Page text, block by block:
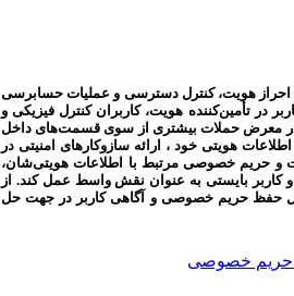
احراز هویت، کنترل دسترسی و عملیات حسابرسی
در تأمین‌کننده هویت، کاربران کنترل فیزیکی و
در معرض حملات بیشتری از سوی قسمت‌های داخل
هویتی خود ، ارائه سازوکارهای امنیتی در
و حریم خصوصی مرتبط با اطلاعات هویتی‌شان،
و کاربر بایستی به عنوان نقش واسط عمل کند. از
حفظ حریم خصوصی و آگاهی کاربر در جهت حل
خصوصی